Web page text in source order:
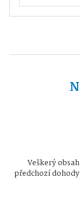
Veškerý
předchozí